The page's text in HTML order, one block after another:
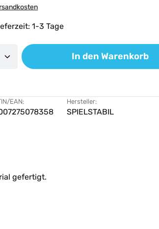
1-3 Tage
Gib den gewünschten
In den Warenkorb
EAN: Hersteller:
SPIELSTABIL
gefertigt.